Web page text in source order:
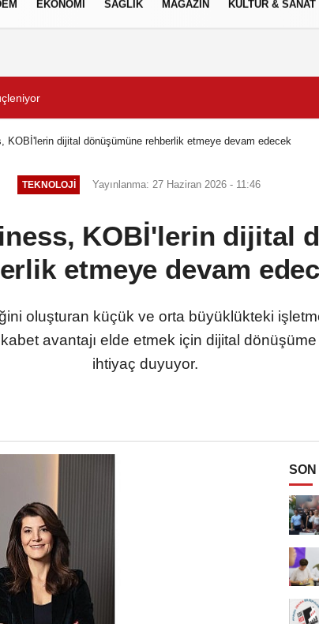
EKONOMİ SAĞLIK MAGAZİN KÜLTÜR & SANAT
KOBİ'lerin dijital dönüşümüne rehberlik etmeye devam edecek
TEKNOLOJİ Yayınlanma: 27 Haziran 2026 - 11:46
KOBİ'lerin dijital
etmeye devam
oluşturan küçük ve orta büyüklükteki
avantajı elde etmek için dijital
ihtiyaç duyuyor.